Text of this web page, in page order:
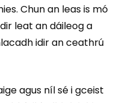
Chun an leas is mó
leat an dáileog a
idir an ceathrú
agus níl sé i gceist